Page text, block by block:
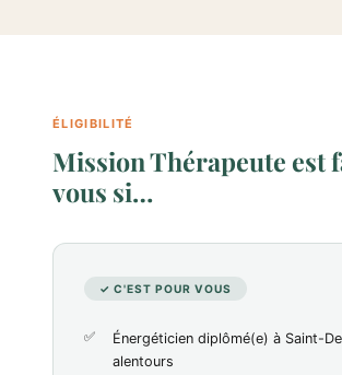
ÉLIGIBILITÉ
Mission Thérapeute est
vous si…
✓ C'EST POUR VOUS
Énergéticien diplômé(e) à Saint-
alentours